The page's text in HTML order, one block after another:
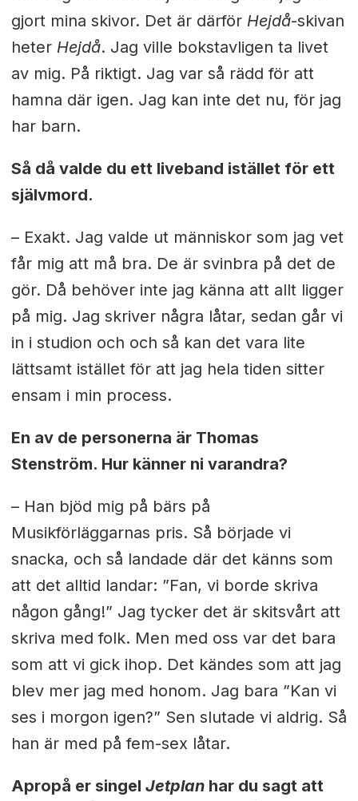
gjort mina skivor. Det är därför Hejdå-skivan
heter Hejdå. Jag ville bokstavligen ta livet
av mig. På riktigt. Jag var så rädd för att
hamna där igen. Jag kan inte det nu, för jag
har barn.
Så då valde du ett liveband istället för ett
självmord.
– Exakt. Jag valde ut människor som jag vet
får mig att må bra. De är svinbra på det de
gör. Då behöver inte jag känna att allt ligger
på mig. Jag skriver några låtar, sedan går vi
in i studion och och så kan det vara lite
lättsamt istället för att jag hela tiden sitter
ensam i min process.
En av de personerna är Thomas
Stenström. Hur känner ni varandra?
– Han bjöd mig på bärs på
Musikförläggarnas pris. Så började vi
snacka, och så landade där det känns som
att det alltid landar: ”Fan, vi borde skriva
någon gång!” Jag tycker det är skitsvårt att
skriva med folk. Men med oss var det bara
som att vi gick ihop. Det kändes som att jag
blev mer jag med honom. Jag bara ”Kan vi
ses i morgon igen?” Sen slutade vi aldrig. Så
han är med på fem-sex låtar.
Apropå er singel Jetplanhar du sagt att